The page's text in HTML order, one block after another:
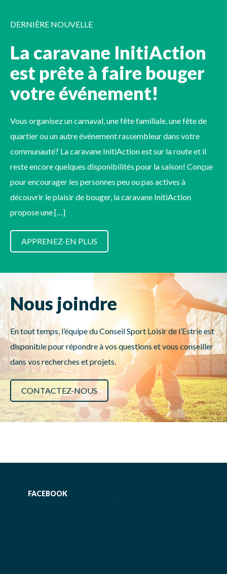
DERNIÈRE NOUVELLE
La caravane InitiAction
est prête à faire bouger
votre événement!
Vous organisez un carnaval, une fête familiale, une fête de
quartier ou un autre événement rassembleur dans votre
communauté? La caravane InitiAction est sur la route et il
reste encore quelques disponibilités pour la saison! Conçue
pour encourager les personnes peu ou pas actives à
découvrir le plaisir de bouger, la caravane InitiAction
propose une […]
APPRENEZ-EN PLUS
Nous joindre
En tout temps, l’équipe du Conseil Sport Loisir de l’Estrie est
disponible pour répondre à vos questions et vous conseiller
dans vos recherches et projets.
CONTACTEZ-NOUS
FACEBOOK